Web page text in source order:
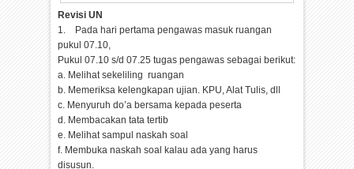
Revisi UN
1. Pada hari pertama pengawas masuk ruangan
pukul 07.10,
Pukul 07.10 s/d 07.25 tugas pengawas sebagai berikut:
a. Melihat sekeliling ruangan
b. Memeriksa kelengkapan ujian. KPU, Alat Tulis, dll
c. Menyuruh do’a bersama kepada peserta
d. Membacakan tata tertib
e. Melihat sampul naskah soal
f. Membuka naskah soal kalau ada yang harus
disusun.